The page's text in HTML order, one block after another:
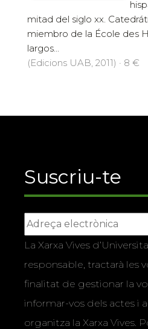
mitad del siglo xx.
miembro de la École des
largos...
(Edicions UAB, 2011) · 8 €
Suscriu-te
La Xarxa Vives
responsable, tractarà les
finalitat de gestionar la
informar-vos dels actes i
organitza la Xarxa Vives.